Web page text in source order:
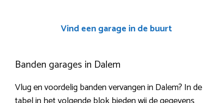
Vind een garage in de buurt
Banden garages in Dalem
Vlug en voordelig banden vervangen in Dalem? In de